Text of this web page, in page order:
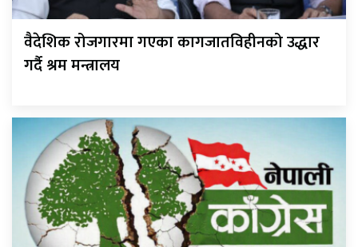
वैदेशिक रोजगारमा गएका कागजातविहीनको उद्धार
गर्दै श्रम मन्त्रालय